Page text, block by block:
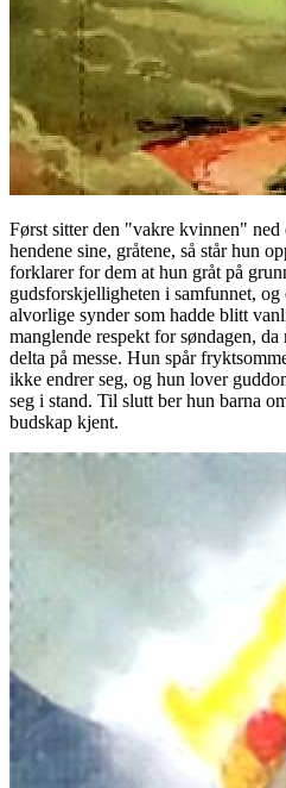
Først sitter den "vakre kvinnen" ned
hendene sine, gråtene, så står hun
forklarer for dem at hun gråt på
gudsforskjelligheten i samfunnet,
alvorlige synder som hadde blitt
manglende respekt for søndagen,
delta på messe. Hun spår
ikke endrer seg, og hun lover
seg i stand. Til slutt ber hun barna
budskap kjent.